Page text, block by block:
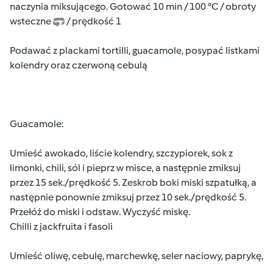
naczynia miksującego. Gotować 10 min / 100 °C / obroty
wsteczne
/ prędkość 1
Podawać z plackami tortilli, guacamole, posypać listkami
kolendry oraz czerwoną cebulą
Guacamole:
Umieść awokado, liście kolendry, szczypiorek, sok z
limonki, chili, sól i pieprz w misce, a następnie zmiksuj
przez 15 sek./prędkość 5. Zeskrob boki miski szpatułką, a
następnie ponownie zmiksuj przez 10 sek./prędkość 5.
Przełóż do miski i odstaw. Wyczyść miskę.
Chilli z jackfruita i fasoli
Umieść oliwę, cebulę, marchewkę, seler naciowy, paprykę,